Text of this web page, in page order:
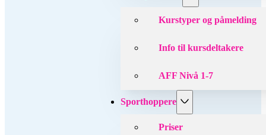
Kurstyper og påmelding
Info til kursdeltakere
AFF Nivå 1-7
Sporthoppere
Priser